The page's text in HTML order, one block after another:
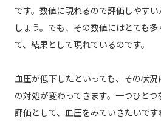
です。数値に現れるので評価しやす
しょう。でも、その数値にはとても
て、結果として現れているのです。
血圧が低下したといっても、その状
の対処が変わってきます。一つひと
評価として、血圧をみていきたいです